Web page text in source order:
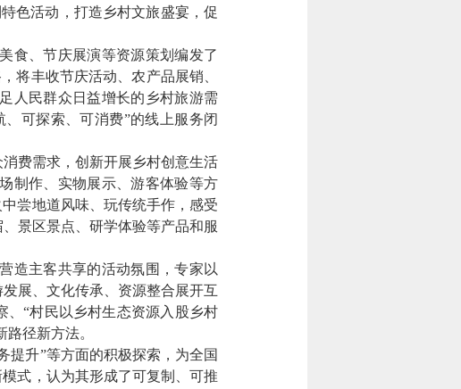
色活动，打造乡村文旅盛宴，促
、节庆展演等资源策划编发了
将丰收节庆活动、农产品展销、
人民群众日益增长的乡村旅游需
可探索、可消费”的线上服务闭
费需求，创新开展乡村创意生活
制作、实物展示、游客体验等方
尝地道风味、玩传统手作，感受
景区景点、研学体验等产品和服
主客共享的活动氛围，专家以
展、文化传承、资源整合展开互
、“村民以乡村生态资源入股乡村
径新方法。
升”等方面的积极探索，为全国
式，认为其形成了可复制、可推